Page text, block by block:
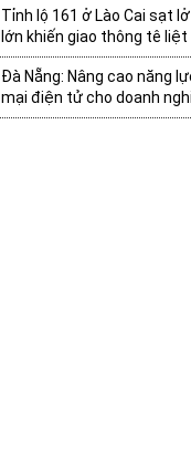
Tỉnh lộ 161 ở Lào Cai sạt
lớn khiến giao thông tê liệt
Đà Nẵng: Nâng cao năng
mại điện tử cho doanh